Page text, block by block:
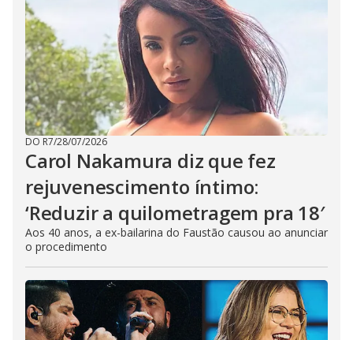
DO R7/28/07/2026
Carol Nakamura diz que fez
rejuvenescimento íntimo:
‘Reduzir a quilometragem pra 18′
Aos 40 anos, a ex-bailarina do Faustão causou ao anunciar
o procedimento